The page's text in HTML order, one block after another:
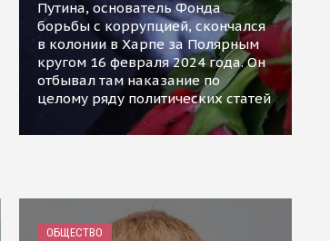
Путина, основатель Фонда
борьбы с коррупцией, скончался
в колонии в Харпе за Полярным
кругом 16 февраля 2024 года. Он
отбывал там наказание по
целому ряду политических статей
ОБЩЕСТВО